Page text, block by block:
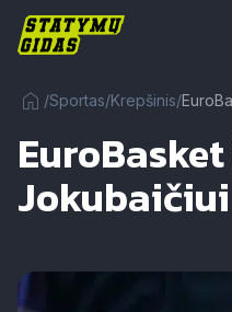
/Sportas/Krepšinis/